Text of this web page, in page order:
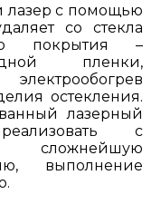
лазер с помощью
со стекла
покрытия –
пленки,
остекления.
лазерный
с
сложнейшую
выполнение